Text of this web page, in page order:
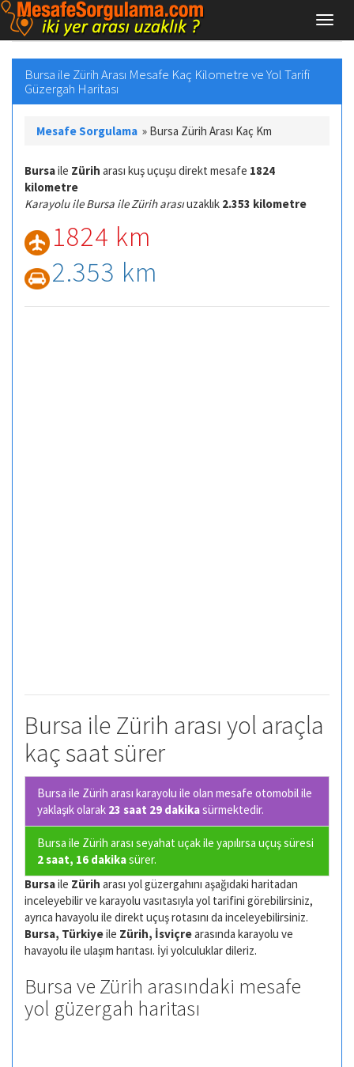
Bursa ile Zürih Arası Mesafe Kaç Kilometre ve Yol Tarifi
Güzergah Haritası
Mesafe Sorgulama » Bursa Zürih Arası Kaç Km
Bursaile Zürih arası kuş uçuşu direkt mesafe 1824
kilometre
Karayolu ile Bursa ile Zürih arasıuzaklık 2.353 kilometre
1824 km
2.353 km
Bursa ile Zürih arası yol araçla
kaç saat sürer
Bursa ile Zürih arası karayolu ile olan mesafe otomobil ile
yaklaşık olarak 23 saat 29 dakikasürmektedir.
Bursa ile Zürih arası seyahat uçak ile yapılırsa uçuş süresi
2 saat, 16 dakikasürer.
Bursaile Zürih arası yol güzergahını aşağıdaki haritadan
inceleyebilir ve karayolu vasıtasıyla yol tarifini görebilirsiniz,
ayrıca havayolu ile direkt uçuş rotasını da inceleyebilirsiniz.
Bursa, Türkiyeile Zürih, İsviçrearasında karayolu ve
havayolu ile ulaşım harıtası. İyi yolculuklar dileriz.
Bursa ve Zürih arasındaki mesafe
yol güzergah haritası